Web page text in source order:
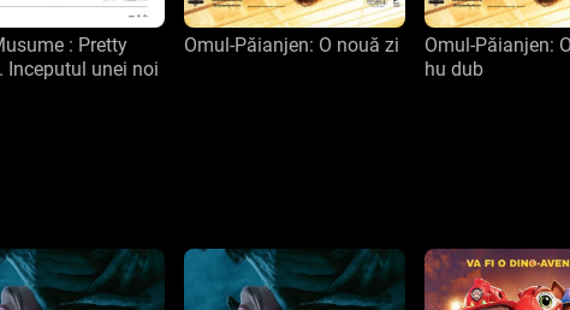
: Pretty
Inceputul unei noi
Omul-Păianjen: O nouă zi
Omul-Păianjen:
hu dub